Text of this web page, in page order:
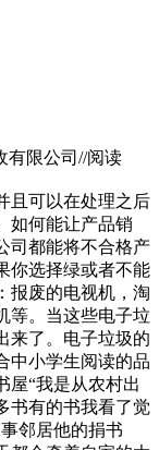
有限公司//阅读
且可以在处理之后
如何能让产品销
司都能将不合格产
你选择绿或者不能
报废的电视机，淘
等。当这些电子垃
来了。电子垃圾的
中小学生阅读的品
屋“我是从农村出
书有的书我看了觉
邻居他的捐书